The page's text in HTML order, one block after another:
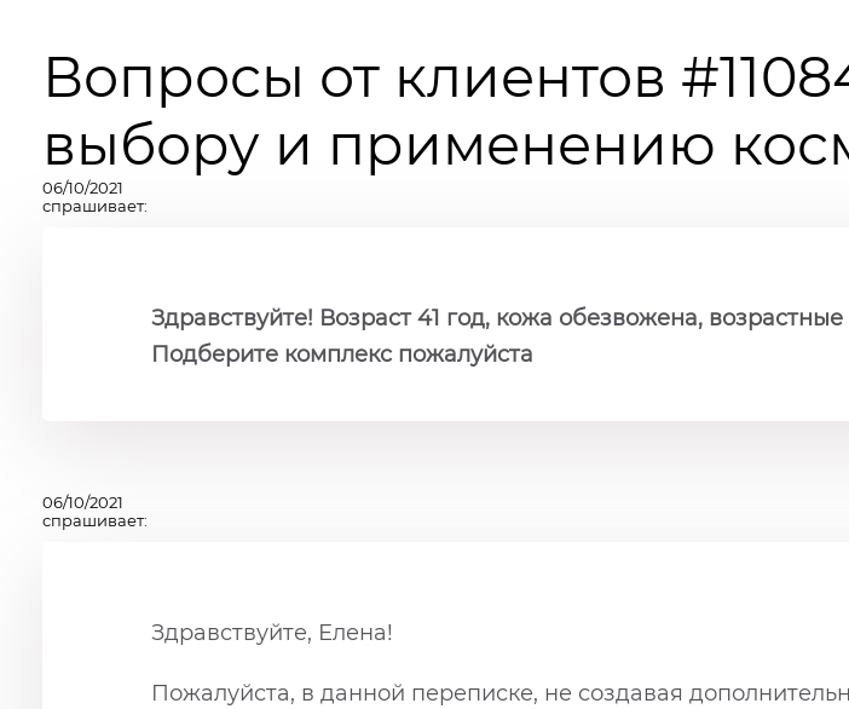
Вопросы от клиентов
выбору и применению
06/10/2021
спрашивает:
Здравствуйте! Возраст 41 год, кожа обезвожена,
Подберите комплекс пожалуйста
06/10/2021
спрашивает:
Здравствуйте, Елена!
Пожалуйста, в данной переписке, не создавая